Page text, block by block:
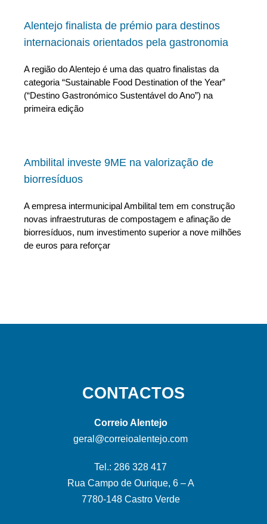
Alentejo finalista de prémio para destinos
internacionais orientados pela gastronomia
A região do Alentejo é uma das quatro finalistas da
categoria “Sustainable Food Destination of the Year”
(“Destino Gastronómico Sustentável do Ano”) na
primeira edição
Ambilital investe 9ME na valorização de
biorresíduos
A empresa intermunicipal Ambilital tem em construção
novas infraestruturas de compostagem e afinação de
biorresíduos, num investimento superior a nove milhões
de euros para reforçar
CONTACTOS
Correio Alentejo
geral@correioalentejo.com
Tel.: 286 328 417
Rua Campo de Ourique, 6 – A
7780-148 Castro Verde